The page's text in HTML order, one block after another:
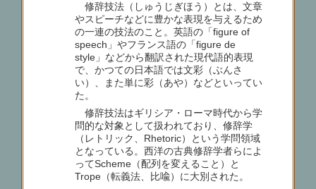
修辞技法（しゅうじぎほう）とは、文章
やスピーチなどに豊かな表現を与えるため
の一連の技法のこと。英語の「figure of
speech」やフランス語の「figure de
style」などから翻訳された現代語的表現
で、かつての日本語では文彩（ぶんさ
い）、また単に彩（あや）などといってい
た。
修辞技法はギリシア・ローマ時代から学
問的な対象として扱われており、修辞学
（レトリック、Rhetoric）という学問領域
となっている。西洋の古典修辞学者らによ
ってScheme（配列を変えること）と
Trope（転義法、比喩）に大別された。